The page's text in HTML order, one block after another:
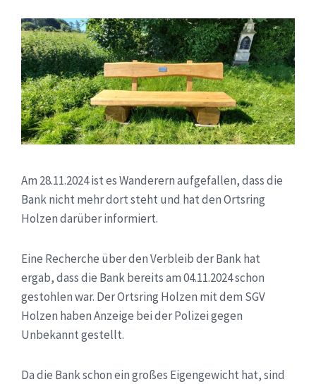
Am 28.11.2024 ist es Wanderern aufgefallen, dass die
Bank nicht mehr dort steht und hat den Ortsring
Holzen darüber informiert.
Eine Recherche über den Verbleib der Bank hat
ergab, dass die Bank bereits am 04.11.2024 schon
gestohlen war. Der Ortsring Holzen mit dem SGV
Holzen haben Anzeige bei der Polizei gegen
Unbekannt gestellt.
Da die Bank schon ein großes Eigengewicht hat, sind